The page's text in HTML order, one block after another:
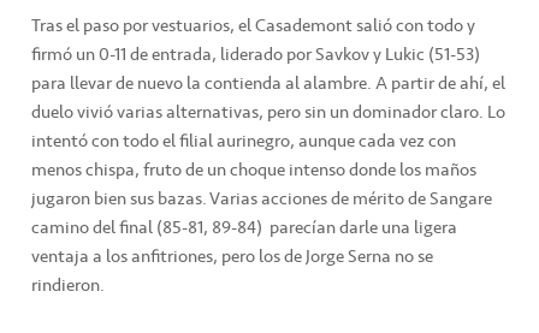
Tras el paso por vestuarios, el Casademont salió con todo y
firmó un 0-11 de entrada, liderado por Savkov y Lukic (51-53)
para llevar de nuevo la contienda al alambre. A partir de ahí, el
duelo vivió varias alternativas, pero sin un dominador claro. Lo
intentó con todo el filial aurinegro, aunque cada vez con
menos chispa, fruto de un choque intenso donde los maños
jugaron bien sus bazas. Varias acciones de mérito de Sangare
camino del final (85-81, 89-84) parecían darle una ligera
ventaja a los anfitriones, pero los de Jorge Serna no se
rindieron.